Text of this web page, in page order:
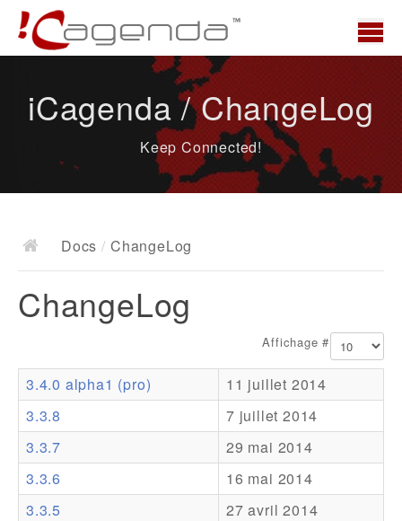
News
Docs
Documentation
Ressources
Addons
Theme Packs
Translation Packs
iCagenda / ChangeLog
Keep Connected!
Docs / ChangeLog
ChangeLog
Affichage #
3.4.0 alpha1 (pro)
11 juillet 2014
3.3.8
7 juillet 2014
3.3.7
29 mai 2014
3.3.6
16 mai 2014
3.3.5
27 avril 2014